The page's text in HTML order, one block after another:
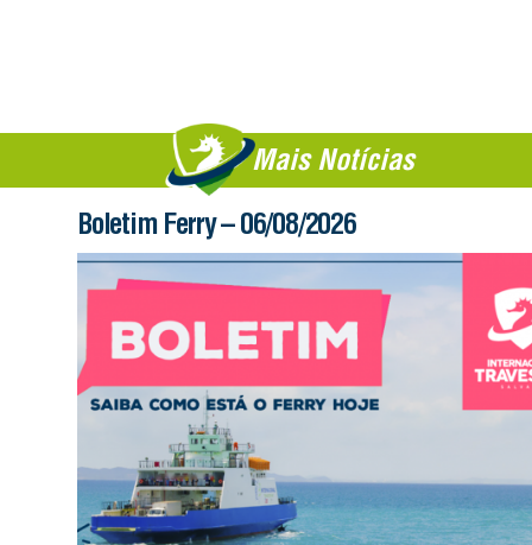
Mais Notícias
Boletim Ferry – 06/08/2026